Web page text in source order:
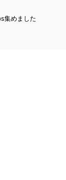
集めました